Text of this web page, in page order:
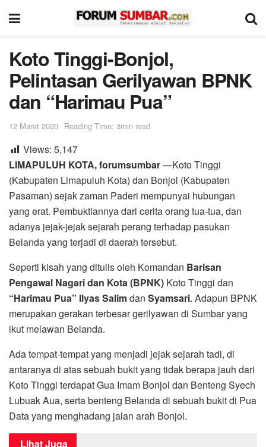
Koto Tinggi-Bonjol,
Pelintasan Gerilyawan BPNK
dan “Harimau Pua”
12 Maret 2020 Reading Time: 3min read
Views: 5,147
LIMAPULUH KOTA, forumsumbar—Koto Tinggi
(Kabupaten Limapuluh Kota) dan Bonjol (Kabupaten
Pasaman) sejak zaman Paderi mempunyai hubungan
yang erat. Pembuktiannya dari cerita orang tua-tua, dan
adanya jejak-jejak sejarah perang terhadap pasukan
Belanda yang terjadi di daerah tersebut.
Seperti kisah yang ditulis oleh Komandan Barisan
Pengawal Nagari dan Kota (BPNK) Koto Tinggi dan
“Harimau Pua” Ilyas Salimdan Syamsari. Adapun BPNK
merupakan gerakan terbesar gerilyawan di Sumbar yang
ikut melawan Belanda.
Ada tempat-tempat yang menjadi jejak sejarah tadi, di
antaranya di atas sebuah bukit yang tidak berapa jauh dari
Koto Tinggi terdapat Gua Imam Bonjol dan Benteng Syech
Lubuak Aua, serta benteng Belanda di sebuah bukit di Pua
Data yang menghadang jalan arah Bonjol.
Lihat Juga